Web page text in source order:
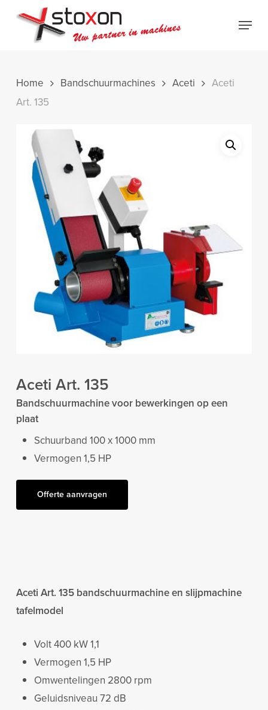
Menu
Home Bandschuurmachines Aceti
Aceti
Art. 135
Aceti Art. 135
Bandschuurmachine voor bewerkingen op een
plaat
Schuurband 100 x 1000 mm
Vermogen 1,5 HP
Offerte aanvragen
Aceti Art. 135 bandschuurmachine en slijpmachine
tafelmodel
Volt 400 kW 1,1
Vermogen 1,5 HP
Omwentelingen 2800 rpm
Geluidsniveau 72 dB